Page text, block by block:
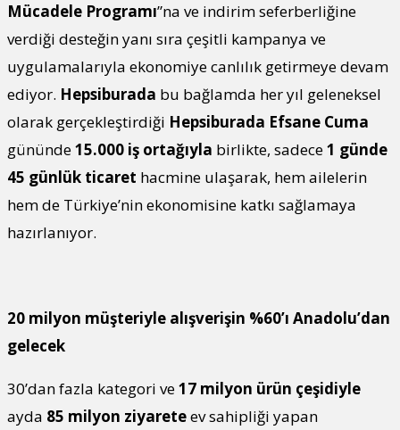
Mücadele Programı”na ve indirim seferberliğine
verdiği desteğin yanı sıra çeşitli kampanya ve
uygulamalarıyla ekonomiye canlılık getirmeye devam
ediyor. Hepsiburada bu bağlamda her yıl geleneksel
olarak gerçekleştirdiği Hepsiburada Efsane Cuma
gününde15.000 iş ortağıyla birlikte, sadece1 günde
45 günlük ticaret hacmine ulaşarak, hem ailelerin
hem de Türkiye’nin ekonomisine katkı sağlamaya
hazırlanıyor.
20 milyon müşteriyle alışverişin %60’ı Anadolu’dan
gelecek
30’dan fazla kategori ve17 milyon ürün çeşidiyle
ayda 85 milyon ziyareteev sahipliği yapan